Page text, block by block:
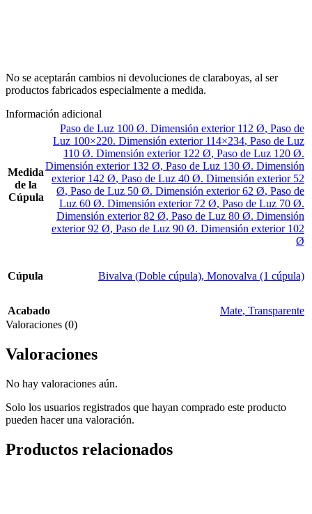
No se aceptarán cambios ni devoluciones de claraboyas, al ser
productos fabricados especialmente a medida.
Información adicional
Medida
de la
Cúpula
Paso de Luz 100 Ø. Dimensión exterior 112 Ø, Paso de
Luz 100×220. Dimensión exterior 114×234, Paso de Luz
110 Ø. Dimensión exterior 122 Ø, Paso de Luz 120 Ø.
Dimensión exterior 132 Ø, Paso de Luz 130 Ø. Dimensión
exterior 142 Ø, Paso de Luz 40 Ø. Dimensión exterior 52
Ø, Paso de Luz 50 Ø. Dimensión exterior 62 Ø, Paso de
Luz 60 Ø. Dimensión exterior 72 Ø, Paso de Luz 70 Ø.
Dimensión exterior 82 Ø, Paso de Luz 80 Ø. Dimensión
exterior 92 Ø, Paso de Luz 90 Ø. Dimensión exterior 102
Ø
Cúpula Bivalva (Doble cúpula), Monovalva (1 cúpula)
Acabado Mate, Transparente
Valoraciones (0)
Valoraciones
No hay valoraciones aún.
Solo los usuarios registrados que hayan comprado este producto
pueden hacer una valoración.
Productos relacionados